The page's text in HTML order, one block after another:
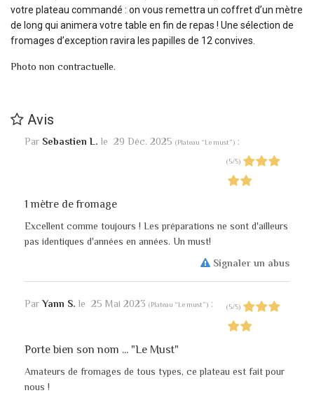
votre plateau commandé : on vous remettra un coffret d’un mètre
de long qui animera votre table en fin de repas ! Une sélection de
fromages d’exception ravira les papilles de 12 convives.
Photo non contractuelle.
Avis
Par Sebastien L. le 29 Déc. 2025 (Plateau “Le must”) :
(5/5)
1 mètre de fromage
Excellent comme toujours ! Les préparations ne sont d'ailleurs
pas identiques d'années en années. Un must!
Signaler un abus
ParYann S. le 25 Mai 2023 (Plateau “Le must”) : (5/5)
Porte bien son nom ... "Le Must"
Amateurs de fromages de tous types, ce plateau est fait pour
nous !